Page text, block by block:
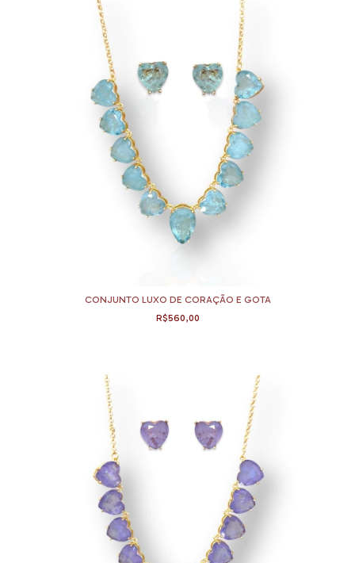
CONJUNTO LUXO DE CORAÇÃO E GOTA
R$560,00